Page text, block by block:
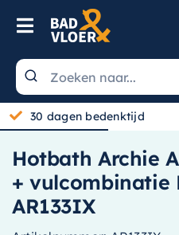
Skip to content
Toggle Navigation
Wastafels
Toiletten
Spiegels
Kranen
Douche
30 dagen bedenktijd
Hotbath Archie
+ vulcombinatie
AR133IX